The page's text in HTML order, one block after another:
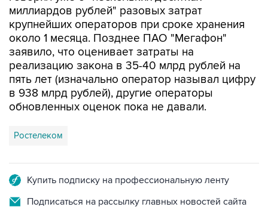
миллиардов рублей" разовых затрат
крупнейших операторов при сроке хранения
около 1 месяца. Позднее ПАО "Мегафон"
заявило, что оценивает затраты на
реализацию закона в 35-40 млрд рублей на
пять лет (изначально оператор называл цифру
в 938 млрд рублей), другие операторы
обновленных оценок пока не давали.
Ростелеком
Купить подписку на профессиональную ленту
Подписаться на рассылку главных новостей сайта